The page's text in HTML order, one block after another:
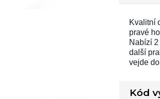
Kvalitní
pravé
Nabízí
další
vejde
Kód